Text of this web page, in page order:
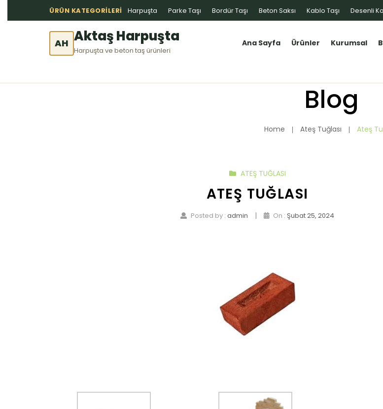
ÜRÜN KATEGORILERI Harpuşta Parke Taşı Bordür Taşı Beton Saksı Kablo Taşı Desenli
AH Aktaş Harpuşta
Harpuşta ve beton taş ürünleri
Ana Sayfa Ürünler Kurumsal
Blog
Home Ateş Tuğlası Ateş
ATEŞ TUĞLASI
ATEŞ TUĞLASI
Posted by : admin | On : Şubat 25, 2024